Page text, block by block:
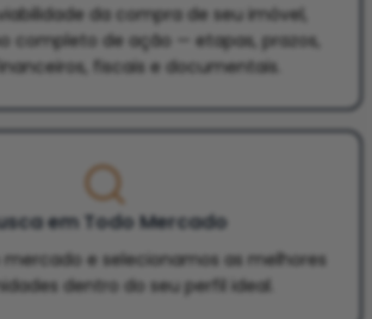
da compra de seu imóvel,
completo de ação — etapas, prazos,
fiscais e documentais.
em Todo Mercado
mercado e selecionamos as melhores
dentro do seu perfil ideal.